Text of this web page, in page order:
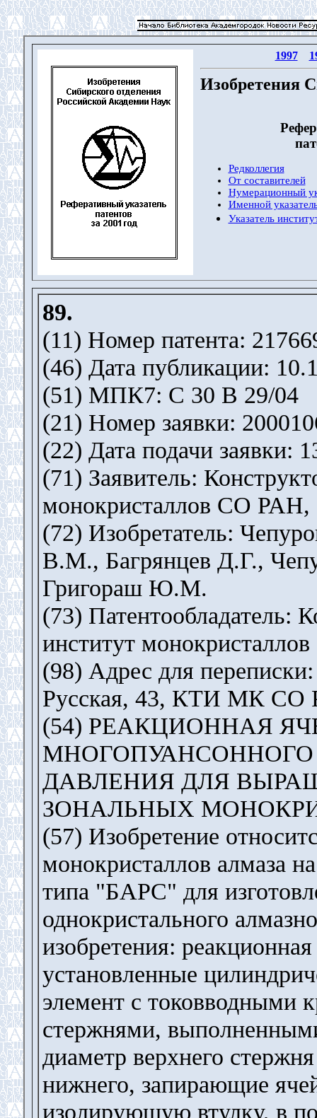
1997
Изобретения
Редколлегия
От составителей
Нумерационный
Именной
Указатель
89.
(11) Номер патента:
(46) Дата публикации:
(51) МПК7: C 30 B 29/04
(21) Номер заявки:
(22) Дата подачи заявки:
(71) Заявитель:
монокристаллов СО
(72) Изобретатель:
В.М., Багрянцев Д.Г.,
Григораш Ю.М.
(73) Патентообладатель:
институт
(98) Адрес для
Русская, 43, КТИ МК СО
(54) РЕАКЦИОННАЯ
ДАВЛЕНИЯ ДЛЯ
ЗОНАЛЬНЫХ
(57) Изобретение
монокристаллов алмаза
типа "БАРС" для
однокристального
изобретения:
установленные
элемент с токовводными
стержнями,
диаметр верхнего
нижнего, запирающие
изолирующую втулку, в